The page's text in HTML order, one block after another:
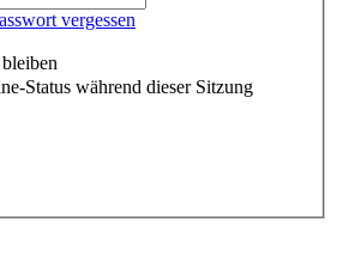
vergessen
Status während dieser Sitzung